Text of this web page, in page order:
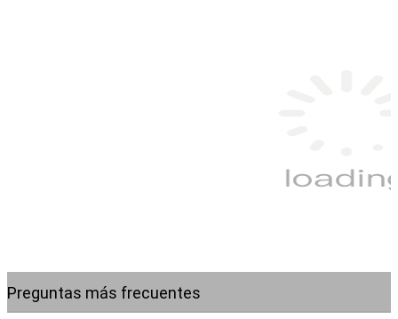
Preguntas más frecuentes